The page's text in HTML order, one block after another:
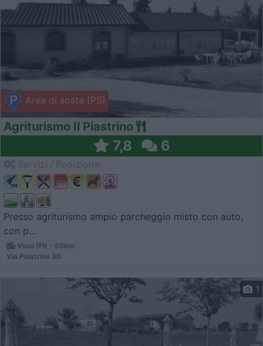
Area di sosta (PS)
Agriturismo Il Piastrino
7,8 6
Presso agriturismo ampio parcheggio misto con auto,
con p...
Vinci (FI) - 59km
Via Piastrino 30
1